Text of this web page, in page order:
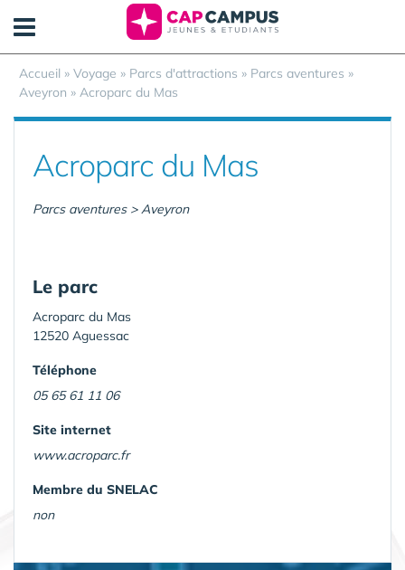
Accueil » Voyage » Parcs d'attractions » Parcs aventures »
Aveyron » Acroparc du Mas
Acroparc du Mas
Parcs aventures > Aveyron
Le parc
Acroparc du Mas
12520 Aguessac
Téléphone
05 65 61 11 06
Site internet
www.acroparc.fr
Membre du SNELAC
non
Panneau de gestion des cookies